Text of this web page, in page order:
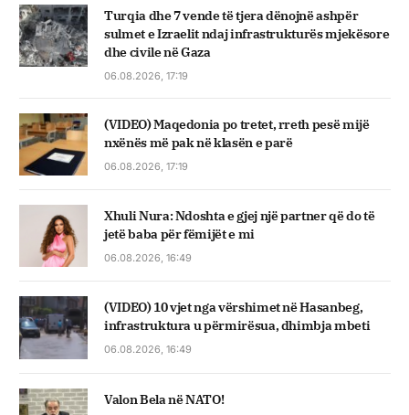
Turqia dhe 7 vende të tjera dënojnë ashpër
sulmet e Izraelit ndaj infrastrukturës mjekësore
dhe civile në Gaza
06.08.2026, 17:19
(VIDEO) Maqedonia po tretet, rreth pesë mijë
nxënës më pak në klasën e parë
06.08.2026, 17:19
Xhuli Nura: Ndoshta e gjej një partner që do të
jetë baba për fëmijët e mi
06.08.2026, 16:49
(VIDEO) 10 vjet nga vërshimet në Hasanbeg,
infrastruktura u përmirësua, dhimbja mbeti
06.08.2026, 16:49
Valon Bela në NATO!